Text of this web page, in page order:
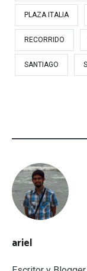
PLAZA ITALIA
RECORRIDO
SANTIAGO
ariel